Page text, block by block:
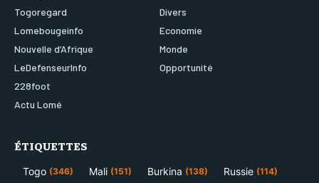
Togoregard
Lomebougeinfo
Nouvelle d’Afrique
LeDefenseurInfo
228foot
Actu Lomé
Divers
Economie
Monde
Opportunité
ÉTIQUETTES
Togo (346) Mali (151) Burkina (138) Russie (114)